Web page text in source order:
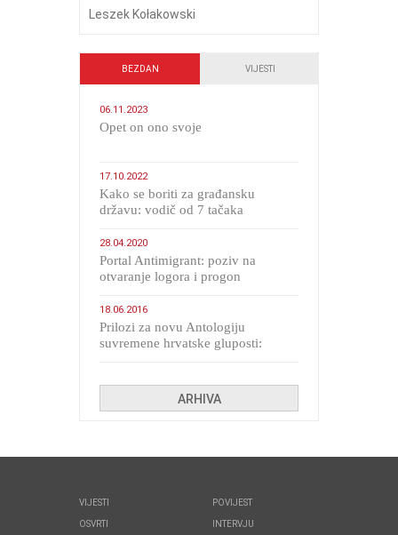
Leszek Kołakowski
BEZDAN VIJESTI
06.11.2023
​Opet on ono svoje
17.10.2022
Kako se boriti za građansku
državu: vodič od 7 tačaka
28.04.2020
Portal Antimigrant: poziv na
otvaranje logora i progon
18.06.2016
Prilozi za novu Antologiju
suvremene hrvatske gluposti:
ARHIVA
VIJESTI
OSVRTI
POVIJEST
INTERVJU